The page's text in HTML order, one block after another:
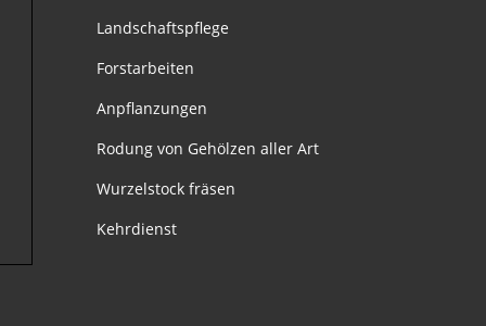
Landschaftspflege
Forstarbeiten
Anpflanzungen
Rodung von Gehölzen aller Art
Wurzelstock fräsen
Kehrdienst